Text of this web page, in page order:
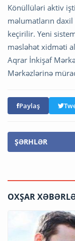
Könüllüləri aktiv
məlumatların daxil
keçirilir. Yeni
məsləhət xidməti
Aqrar İnkişaf
Mərkəzlərinə
Paylaş
ŞƏRHLƏR
OXŞAR